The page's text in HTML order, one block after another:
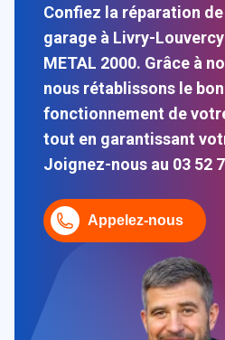
Confiez la réparation
garage à Livry-
METAL 2000. Grâce à
nous rétablissons le bon
fonctionnement de
tout en garantissant
Joignez-nous au 03 52
Appelez-nous